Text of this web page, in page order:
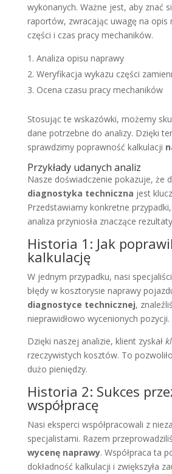
wykonanych. Ważne jest, aby znać
raportów, zwracając uwagę na opis
części i czas pracy mechaników.
Analiza opisu naprawy
Weryfikacja wykazu części
Ocena czasu pracy mechaników
Stosując te wskazówki, możemy
dane potrzebne do analizy. Dzięki
sprawdzimy poprawność kalkulacji
Przykłady udanych analiz
Nasze doświadczenie pokazuje, że
diagnostyka techniczna jest
Przedstawiamy konkretne
analiza przyniosła znaczące
Historia 1: Jak
kalkulację
W jednym przypadku, nasi
błędy w kosztorysie naprawy
diagnostyce technicznej,
nieprawidłowo wycenionych pozycji.
Dzięki naszej analizie, klient zyskał
rzeczywistych kosztów. To
dużo pieniędzy.
Historia 2: Sukces
współpracę
Nasi eksperci współpracowali z
specjalistami. Razem
wycenę naprawy. Współpraca ta
dokładność kalkulacji i zwiększyła